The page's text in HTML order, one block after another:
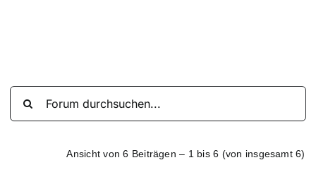
Ansicht von 6 Beiträgen – 1 bis 6 (von insgesamt 6)